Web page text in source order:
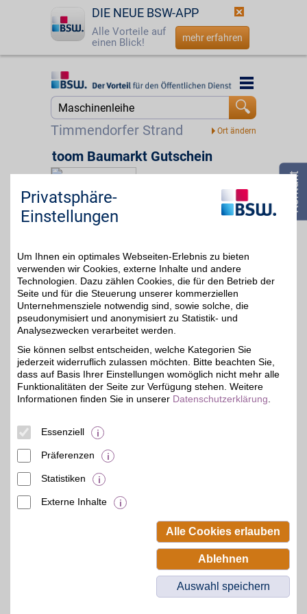
DIE NEUE BSW-APP
Alle Vorteile auf
einen Blick!
mehr erfahren
Startseite
Timmendorfer Strand
Startseite
4%
toom Baumarkt Gutschein
Zum Partnerprofil
44,5 km
3%
Werftstr. 2,
23966Wismar
Auf Karte anzeigen
Zum Partnerprofil
4%
hagebau.de
Aus über 40.000
Produkten im Online
Baumarkt
Heimwerkerprodukte für
Beamten-Selbsthilfewerk GmbH.
Privatsphäre-
Einstellungen
Um Ihnen ein optimales Webseiten-Erlebnis zu bieten
verwenden wir Cookies, externe Inhalte und andere
Technologien. Dazu zählen Cookies, die für den Betrieb der
Seite und für die Steuerung unserer kommerziellen
Unternehmensziele notwendig sind, sowie solche, die
pseudonymisiert und anonymisiert zu Statistik- und
Analysezwecken verarbeitet werden.
Sie können selbst entscheiden, welche Kategorien Sie
jederzeit widerruflich zulassen möchten. Bitte beachten Sie,
dass auf Basis Ihrer Einstellungen womöglich nicht mehr alle
Funktionalitäten der Seite zur Verfügung stehen. Weitere
Informationen finden Sie in unserer Datenschutzerklärung
Essenziell
Präferenzen
Statistiken
Externe Inhalte
Alle Cookies erlauben
Ablehnen
Auswahl speichern